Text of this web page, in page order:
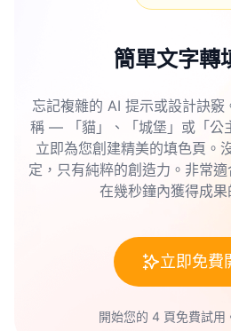
簡單文字轉
忘記複雜的 AI 提示或設計訣竅
稱 — 「貓」、「城堡」或「
立即為您創建精美的填色頁。
定，只有純粹的創造力。非常
在幾秒鐘內獲得成果
立即免費
開始您的 4 頁免費試用